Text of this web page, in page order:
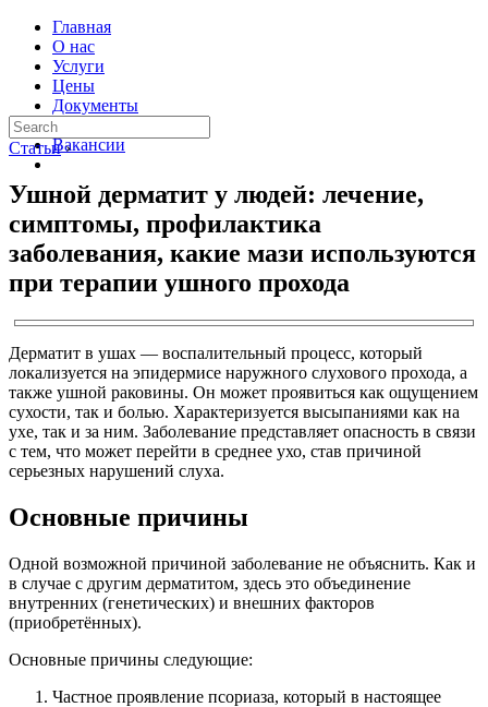
Главная
О нас
Услуги
Цены
Документы
Контакты
Вакансии
Статьи ›
Ушной дерматит у людей: лечение,
симптомы, профилактика
заболевания, какие мази используются
при терапии ушного прохода
Дерматит в ушах — воспалительный процесс, который
локализуется на эпидермисе наружного слухового прохода, а
также ушной раковины. Он может проявиться как ощущением
сухости, так и болью. Характеризуется высыпаниями как на
ухе, так и за ним. Заболевание представляет опасность в связи
с тем, что может перейти в среднее ухо, став причиной
серьезных нарушений слуха.
Основные причины
Одной возможной причиной заболевание не объяснить. Как и
в случае с другим дерматитом, здесь это объединение
внутренних (генетических) и внешних факторов
(приобретённых).
Основные причины следующие:
Частное проявление псориаза, который в настоящее